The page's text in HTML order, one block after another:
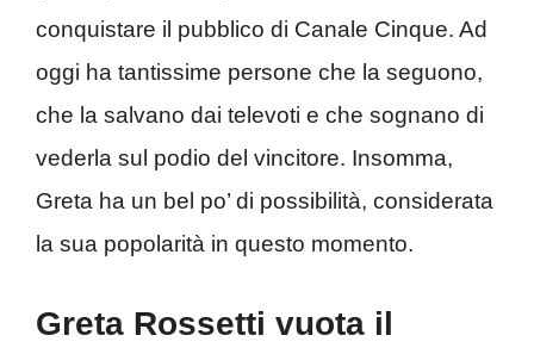
conquistare il pubblico di Canale Cinque. Ad
oggi ha tantissime persone che la seguono,
che la salvano dai televoti e che sognano di
vederla sul podio del vincitore. Insomma,
Greta ha un bel po’ di possibilità, considerata
la sua popolarità in questo momento.
Greta Rossetti vuota il